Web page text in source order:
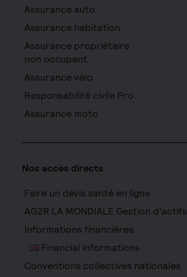
Assurance auto
Assurance habitation
Assurance propriétaire
non occupant
Assurance vélo
Responsabilité civile Pro
Assurance moto
Nos accès directs
Faire un devis santé en ligne
AG2R LA MONDIALE Gestion d’actifs
Informations financières
Financial informations
Conventions collectives nationales